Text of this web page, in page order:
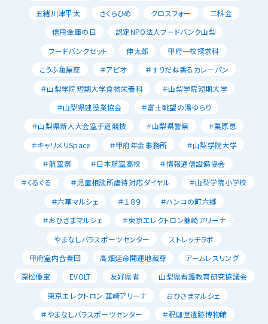
五緒川津平太
さくらひめ クロスフォー
二科会
信用金庫の日
認定NPO法人フードバンク山梨
フードバンクセット
伸太郎
甲府一校探求科
こうふ亀屋座
＃アピオ
＃すりだね香るカレーパン
＃山梨学院短期大学食物栄養科
＃山梨学院短期大学
＃山梨県建設業協会
＃富士眺望の湯ゆらり
＃山梨県新人大会空手道競技
＃山梨県警察
＃栗原恵
＃キャリメリSpace
＃甲府年金事務所
＃山梨学院大学
＃航空祭
＃日本航空高校
＃情報通信設備協会
＃くるぐる
＃児童相談所虐待対応ダイヤル
＃山梨学院小学校
＃六華マルシェ
＃１８９
＃ハンコの町六郷
＃おひさまマルシェ
＃東京エレクトロン韮崎アリーナ
やまなしパラスポーツセンター
ストレッチラボ
甲府室内合奏団
高畑延命開運地蔵尊
アームレスリング
深松優宝
EVOLT 友好県省
山梨県看護教育研究協議会
東京エレクトロン 韮崎アリーナ
おひさまマルシェ
＃やまなしパラスポーツセンター
＃釈迦堂遺跡博物館